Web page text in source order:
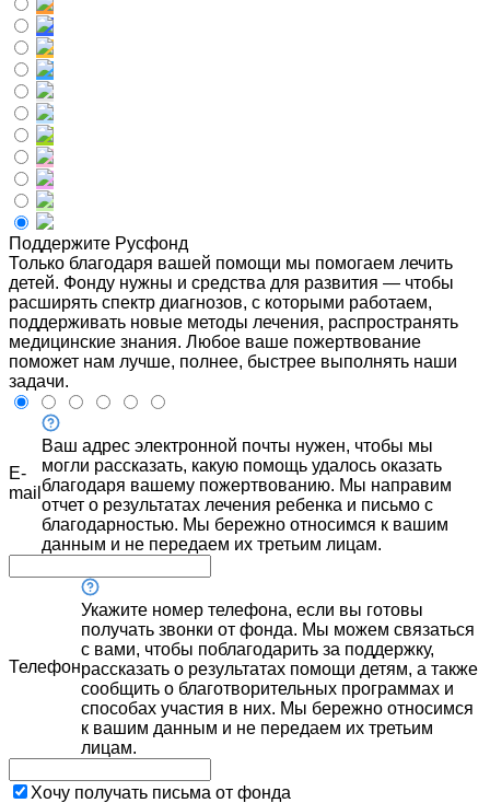
Поддержите Русфонд
Только благодаря вашей помощи мы помогаем лечить
детей. Фонду нужны и средства для развития — чтобы
расширять спектр диагнозов, с которыми работаем,
поддерживать новые методы лечения, распространять
медицинские знания. Любое ваше пожертвование
поможет нам лучше, полнее, быстрее выполнять наши
задачи.
E-
mail
Ваш адрес электронной почты нужен, чтобы мы
могли рассказать, какую помощь удалось оказать
благодаря вашему пожертвованию. Мы направим
отчет о результатах лечения ребенка и письмо с
благодарностью. Мы бережно относимся к вашим
данным и не передаем их третьим лицам.
Телефон
Укажите номер телефона, если вы готовы
получать звонки от фонда. Мы можем связаться
с вами, чтобы поблагодарить за поддержку,
рассказать о результатах помощи детям, а также
сообщить о благотворительных программах и
способах участия в них. Мы бережно относимся
к вашим данным и не передаем их третьим
лицам.
Хочу получать письма от фонда